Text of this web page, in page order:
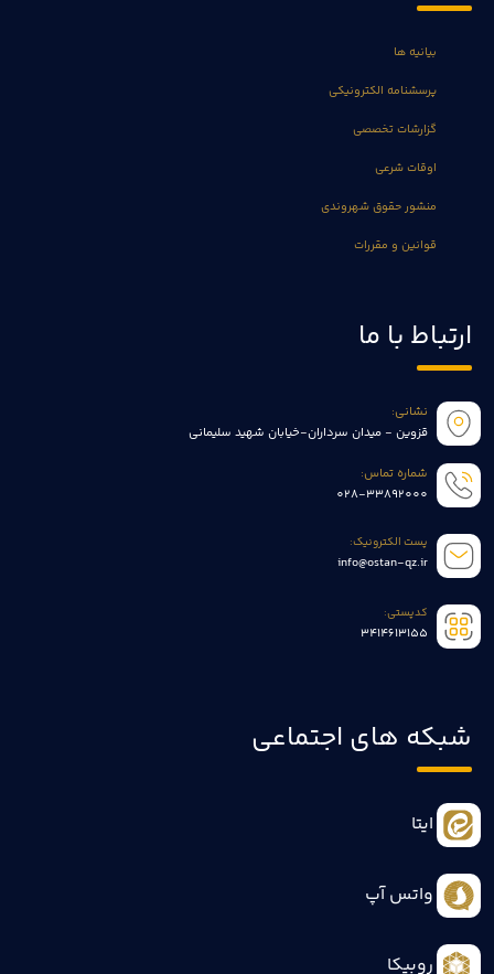
بیانیه ها
پرسشنامه الکترونیکی
گزارشات تخصصی
اوقات شرعی
منشور حقوق شهروندی
قوانین و مقررات
ارتباط با ما
نشانی:
قزوین - میدان سرداران-خیابان شهید سلیمانی
شماره تماس:
028-33892000
پست الکترونیک:
info@ostan-qz.ir
کدپستی:
3414613155
شبکه های اجتماعی
ایتا
واتس آپ
روبیکا